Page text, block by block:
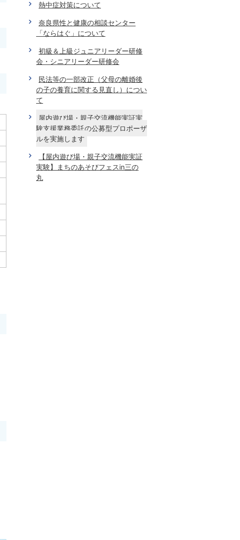
熱中症対策について
奈良県性と健康の相談センター
「ならはぐ」について
初級＆上級ジュニアリーダー研修
会・シニアリーダー研修会
民法等の一部改正（父母の離婚後
の子の養育に関する見直し）につい
て
屋内遊び場・親子交流機能実証実
験支援業務委託の公募型プロポーザ
ルを実施します
【屋内遊び場・親子交流機能実証
実験】まちのあそびフェスin三の
丸